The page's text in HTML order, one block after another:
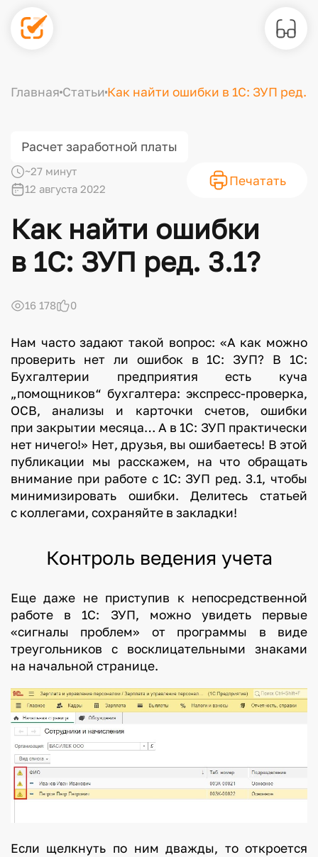
Главная Статьи Как найти ошибки в 1С: ЗУП ред.
Расчет заработной платы
~27 минут
12 августа 2022
Печатать
Как найти ошибки
в 1С: ЗУП ред. 3.1?
16 178 0
Нам часто задают такой вопрос: «А как можно
проверить нет ли ошибок в 1С: ЗУП? В 1С:
Бухгалтерии предприятия есть куча
„помощников“ бухгалтера: экспресс-проверка,
ОСВ, анализы и карточки счетов, ошибки
при закрытии месяца… А в 1С: ЗУП практически
нет ничего!» Нет, друзья, вы ошибаетесь! В этой
публикации мы расскажем, на что обращать
внимание при работе с 1С: ЗУП ред. 3.1, чтобы
минимизировать ошибки. Делитесь статьей
с коллегами, сохраняйте в закладки!
Контроль ведения учета
Еще даже не приступив к непосредственной
работе в 1С: ЗУП, можно увидеть первые
«сигналы проблем» от программы в виде
треугольников с восклицательными знаками
на начальной странице.
Если щелкнуть по ним дважды, то откроется